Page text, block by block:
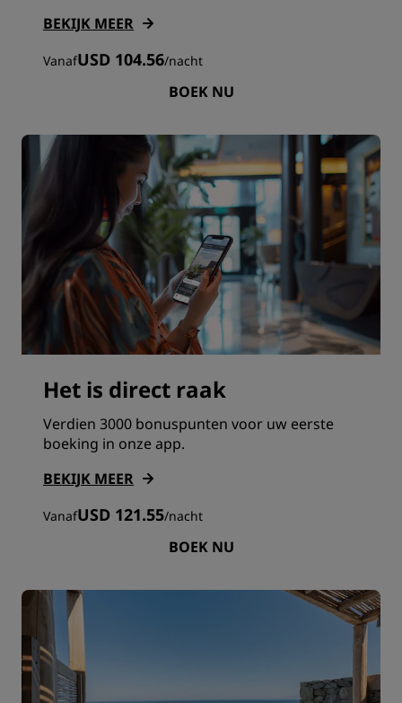
BEKIJK MEER
VanafUSD 104.56/nacht
BOEK NU
Het is direct raak
Verdien 3000 bonuspunten voor uw eerste
boeking in onze app.
BEKIJK MEER
VanafUSD 121.55/nacht
BOEK NU